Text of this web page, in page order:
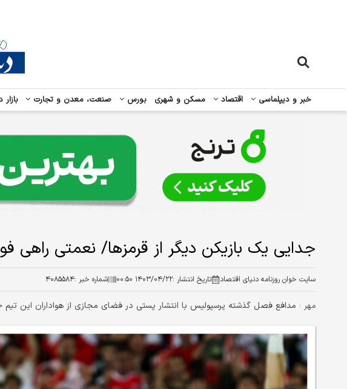
خبر و دیپلماسی اقتصاد مسکن و شهری بورس صنعت، معدن و تجارت
جدایی یک بازیکن دیگر از قرمزها/ نعمتی
سایت خوان روزنامه دنیای اقتصاد تاریخ انتشار :۱۴۰۳/۰۴/۲۲ ۰۰:۵۰ شماره خبر :۴۰۸۵۵۸۴
مهر : مدافع فصل گذشته پرسپولیس با انتشار پستی در فضای مجازی از هواداران این تیم